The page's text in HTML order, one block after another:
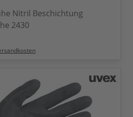
Nitril Beschichtung
2430